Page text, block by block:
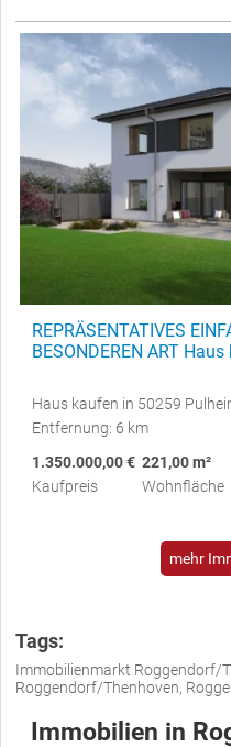
REPRÄSENTATIVES
BESONDEREN ART
Haus kaufen in 50259
Entfernung: 6 km
1.350.000,00 €
Kaufpreis
221,00 m²
Wohnfläche
mehr
Tags:
Immobilienmarkt Roggendorf/
Roggendorf/Thenhoven,
Immobilien in